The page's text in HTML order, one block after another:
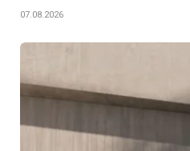
07.08.2026